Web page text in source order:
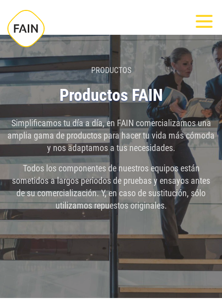
este
sitio
incluye
un
accesibilidad.
PRODUCTOS
Productos FAIN
Simplificamos tu día a día, en FAIN comercializamos una
amplia gama de productos para hacer tu vida más cómoda
y nos adaptamos a tus necesidades.
Todos los componentes de nuestros equipos están
sometidos a largos periodos de pruebas y ensayos antes
de su comercialización. Y, en caso de sustitución, sólo
utilizamos repuestos originales.